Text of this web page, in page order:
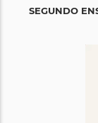
SEGUNDO